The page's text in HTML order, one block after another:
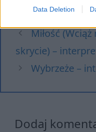
Data Deletion
Tagi
Maria
Miłość
skrycie) –
Wybrzeże –
Dodaj